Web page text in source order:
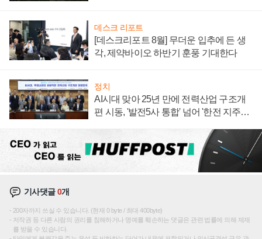
데스크 리포트
[데스크리포트 8월] 무더운 입추에 든 생
각, 제약바이오 하반기 훈풍 기대한다
정치
AI시대 맞아 25년 만에 전력산업 구조개
편 시동, '발전5사 통합' 넘어 '한전 지주사'
기사댓글0개
200자까지 쓰실 수 있습니다. (현재 0 byte / 최대 400byte)
저작권 등 다른 사람의 권리를 침해하거나 명예를 훼손하는 댓글은 관련 법률에 의해 제재
를 받을 수 있습니다.